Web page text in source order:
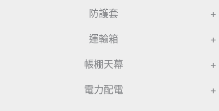
防護套 +
運輸箱 +
帳棚天幕 +
電力配電 +